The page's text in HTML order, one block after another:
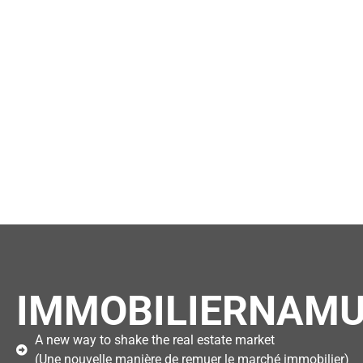
A new way to shake the real estate market
(Une nouvelle manière de remuer le marché immobilier)